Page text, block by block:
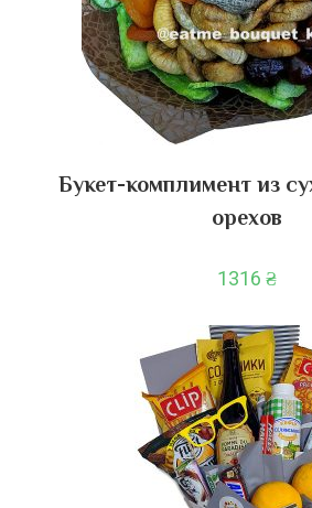
Букет-комплимент из
орехов
1316 ₴